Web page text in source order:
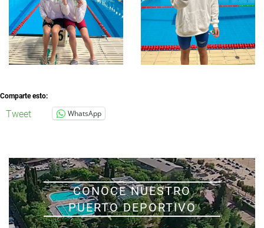
Comparte esto:
Tweet WhatsApp
CONOCE NUESTRO
PUERTO DEPORTIVO